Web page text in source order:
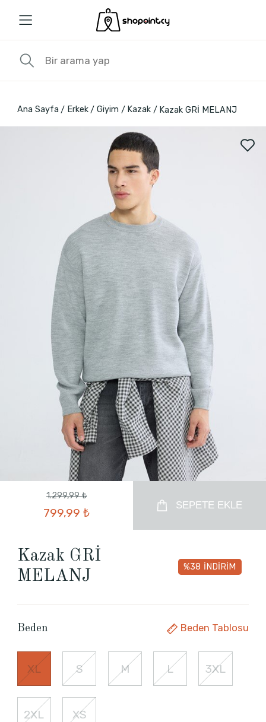
Ana Sayfa Erkek Giyim Kazak Kazak GRİ MELANJ
1.299,99 ₺
799,99 ₺
SEPETE EKLE
Kazak GRİ
MELANJ
%38 İNDİRİM
Beden Beden Tablosu
XL S M L 3XL
2XL XS